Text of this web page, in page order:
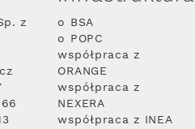
z
o BSA
o POPC
współpraca z
ORANGE
współpraca z
NEXERA
współpraca z INEA